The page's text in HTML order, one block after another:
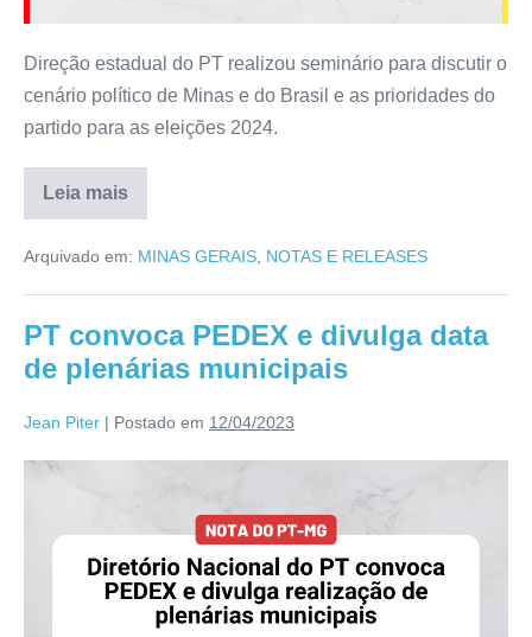
Direção estadual do PT realizou seminário para discutir o
cenário político de Minas e do Brasil e as prioridades do
partido para as eleições 2024.
Leia mais
Arquivado em: MINAS GERAIS NOTAS E RELEASES
PT convoca PEDEX e divulga data
de plenárias municipais
Jean Piter | Postado em 12/04/2023